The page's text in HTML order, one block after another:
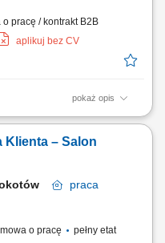
o pracę / kontrakt B2B
aplikuj bez CV
pokaż opis
handlowych
z potencjalnymi
odpowiednich
Klienta – Salon
praca
o pracę
pełny etat